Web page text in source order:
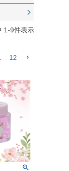
1-9件表示
12